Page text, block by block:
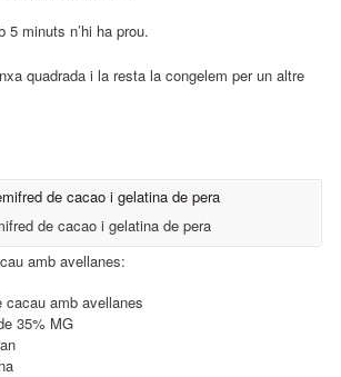
5 minuts n’hi ha prou.
quadrada i la resta la congelem per un altre
de cacao i gelatina de pera
amb avellanes:
cacau amb avellanes
35% MG